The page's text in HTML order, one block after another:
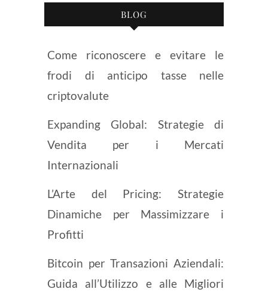
BLOG
Come riconoscere e evitare le
frodi di anticipo tasse nelle
criptovalute
Expanding Global: Strategie di
Vendita per i Mercati
Internazionali
L’Arte del Pricing: Strategie
Dinamiche per Massimizzare i
Profitti
Bitcoin per Transazioni Aziendali:
Guida all’Utilizzo e alle Migliori